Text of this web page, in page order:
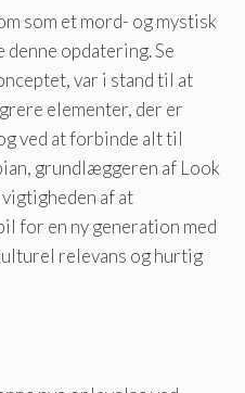
som et mord- og mystisk
opdatering. Se
var i stand til at
elementer, der er
ved at forbinde alt til
grundlæggeren af ​​Look
af ​​at
for en ny generation med
relevans og hurtig